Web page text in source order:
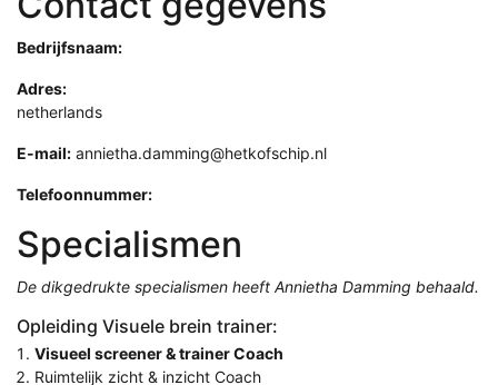
Bedrijfsnaam:
Adres:
netherlands
E-mail: annietha.damming@hetkofschip.nl
Telefoonnummer:
Specialismen
De dikgedrukte specialismen heeft Annietha Damming behaald.
Opleiding Visuele brein trainer:
Visueel screener & trainer Coach
Ruimtelijk zicht & inzicht Coach